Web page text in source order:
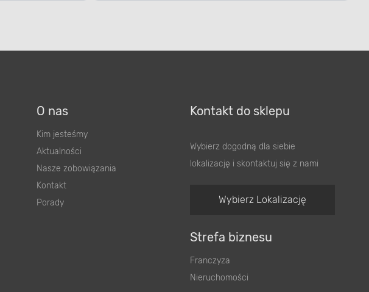
O nas
Kim jesteśmy
Aktualności
Nasze zobowiązania
Kontakt
Porady
Kontakt do sklepu
Wybierz dogodną dla siebie
lokalizację i skontaktuj się z nami
Wybierz Lokalizację
Strefa biznesu
Franczyza
Nieruchomości